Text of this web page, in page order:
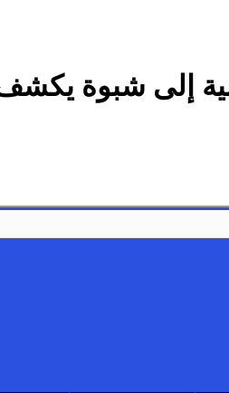
إلى شبوة يكشف